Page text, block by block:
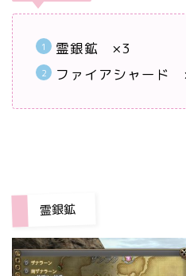
霊銀鉱 ×3
ファイアシャード
霊銀鉱